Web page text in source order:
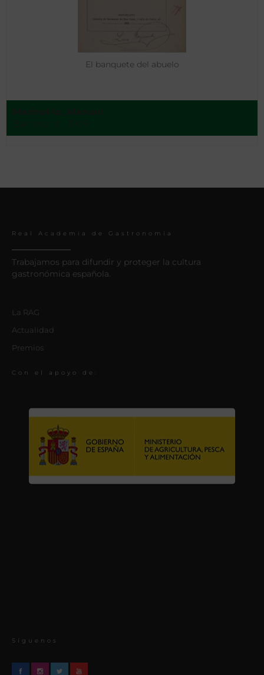
El banquete del abuelo
Real Academia de Gastronomía
Trabajamos para difundir y proteger la cultura
gastronómica española.
La RAG
Actualidad
Premios
Con el apoyo de:
Síguenos